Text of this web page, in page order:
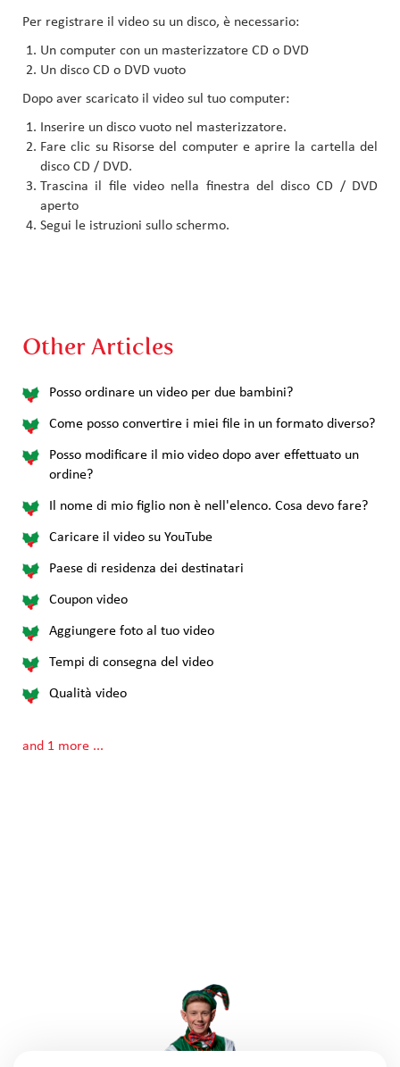
Per registrare il video su un disco, è necessario:
Un computer con un masterizzatore CD o DVD
Un disco CD o DVD vuoto
Dopo aver scaricato il video sul tuo computer:
Inserire un disco vuoto nel masterizzatore.
Fare clic su Risorse del computer e aprire la cartella del
disco CD / DVD.
Trascina il file video nella finestra del disco CD / DVD
aperto
Segui le istruzioni sullo schermo.
Other Articles
Posso ordinare un video per due bambini?
Come posso convertire i miei file in un formato diverso?
Posso modificare il mio video dopo aver effettuato un
ordine?
Il nome di mio figlio non è nell'elenco. Cosa devo fare?
Caricare il video su YouTube
Paese di residenza dei destinatari
Coupon video
Aggiungere foto al tuo video
Tempi di consegna del video
Qualità video
and 1 more ...